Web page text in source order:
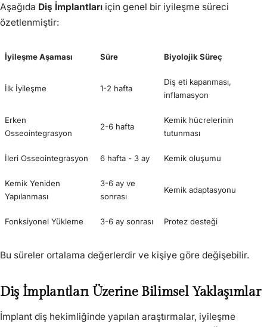
Aşağıda Diş İmplantları için genel bir iyileşme süreci
özetlenmiştir:
İyileşme Aşaması Süre Biyolojik Süreç
İlk İyileşme 1-2 hafta
Diş eti kapanması,
inflamasyon
Erken
Osseointegrasyon
2-6 hafta
Kemik hücrelerinin
tutunması
İleri Osseointegrasyon 6 hafta - 3 ay Kemik oluşumu
Kemik Yeniden
Yapılanması
3-6 ay ve
sonrası
Kemik adaptasyonu
Fonksiyonel Yükleme 3-6 ay sonrası Protez desteği
Bu süreler ortalama değerlerdir ve kişiye göre değişebilir.
Diş İmplantları Üzerine Bilimsel Yaklaşımlar
İmplant diş hekimliğinde yapılan araştırmalar, iyileşme